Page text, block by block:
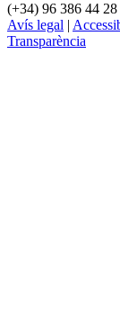
(+34) 96 386 44 28
Avís legal |
Transparència